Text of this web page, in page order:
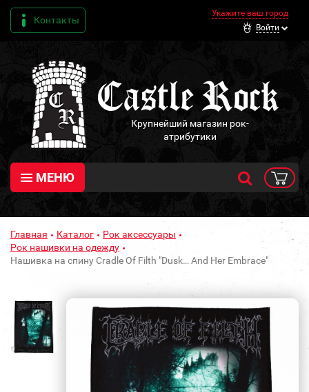
Контакты
Укажите ваш город
Войти
Крупнейший магазин рок-
атрибутики
МЕНЮ
Главная Каталог
Рок аксессуары
Рок нашивки на одежду
Нашивка на спину Cradle Of Filth "Dusk… And Her Embrace"